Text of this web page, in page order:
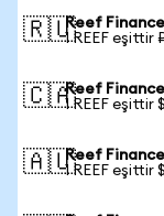
🇷🇺Reef
1 REEF
🇨🇦Reef
1 REEF
🇦🇺Reef
1 REEF